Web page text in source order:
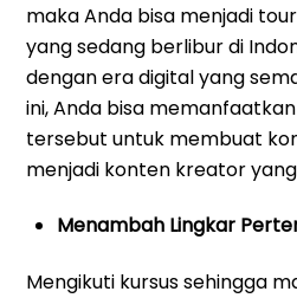
maka Anda bisa menjadi
yang sedang berlibur di
dengan era digital yang
ini, Anda bisa
tersebut untuk membuat
menjadi konten kreator
Menambah Lingkar
Mengikuti kursus sehingga